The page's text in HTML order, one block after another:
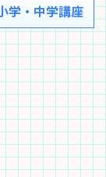
学・中学講座